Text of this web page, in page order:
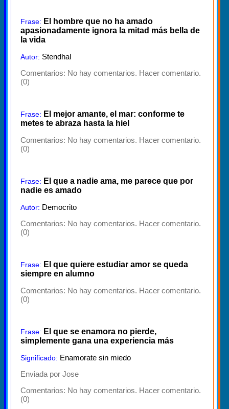
Frase: El hombre que no ha amado
apasionadamente ignora la mitad más bella de
la vida
Autor: Stendhal
Comentarios: No hay comentarios. Hacer comentario.
(0)
Frase: El mejor amante, el mar: conforme te
metes te abraza hasta la hiel
Comentarios: No hay comentarios. Hacer comentario.
(0)
Frase: El que a nadie ama, me parece que por
nadie es amado
Autor: Democrito
Comentarios: No hay comentarios. Hacer comentario.
(0)
Frase: El que quiere estudiar amor se queda
siempre en alumno
Comentarios: No hay comentarios. Hacer comentario.
(0)
Frase: El que se enamora no pierde,
simplemente gana una experiencia más
Significado: Enamorate sin miedo
Enviada por Jose
Comentarios: No hay comentarios. Hacer comentario.
(0)